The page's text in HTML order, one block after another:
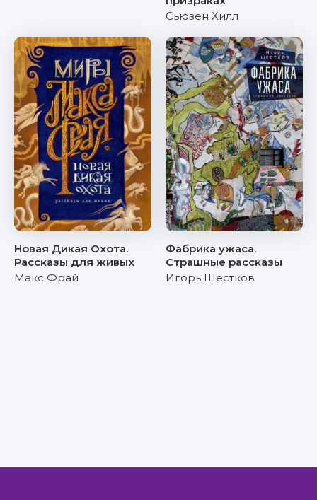
Сьюзен Хилл
Новая Дикая Охота.
Рассказы для живых
Макс Фрай
Фабрика ужаса.
Страшные рассказы
Игорь Шестков